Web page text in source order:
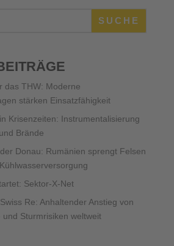
SUCHE
das THW: Moderne
stärken Einsatzfähigkeit
Krisenzeiten: Instrumentalisierung
Brände
Donau: Rumänien sprengt Felsen
Sektor-X-Net
Re: Anhaltender Anstieg von
Sturmrisiken weltweit